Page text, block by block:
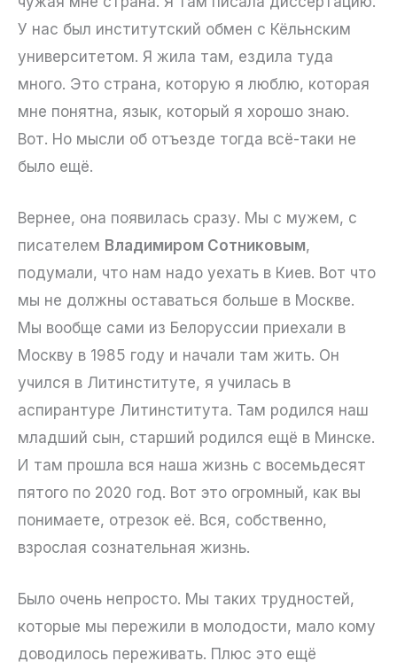
У нас был институтский обмен с Кёльнским
университетом. Я жила там, ездила туда
много. Это страна, которую я люблю, которая
мне понятна, язык, который я хорошо знаю.
Вот. Но мысли об отъезде тогда всё-таки не
было ещё.
Вернее, она появилась сразу. Мы с мужем, с
писателем Владимиром Сотниковым,
подумали, что нам надо уехать в Киев. Вот что
мы не должны оставаться больше в Москве.
Мы вообще сами из Белоруссии приехали в
Москву в 1985 году и начали там жить. Он
учился в Литинституте, я училась в
аспирантуре Литинститута. Там родился наш
младший сын, старший родился ещё в Минске.
И там прошла вся наша жизнь с восемьдесят
пятого по 2020 год. Вот это огромный, как вы
понимаете, отрезок её. Вся, собственно,
взрослая сознательная жизнь.
Было очень непросто. Мы таких трудностей,
которые мы пережили в молодости, мало кому
доводилось переживать. Плюс это ещё